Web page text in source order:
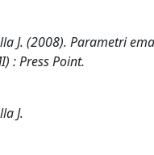
J. (2008). Parametri
: Press Point.
J.